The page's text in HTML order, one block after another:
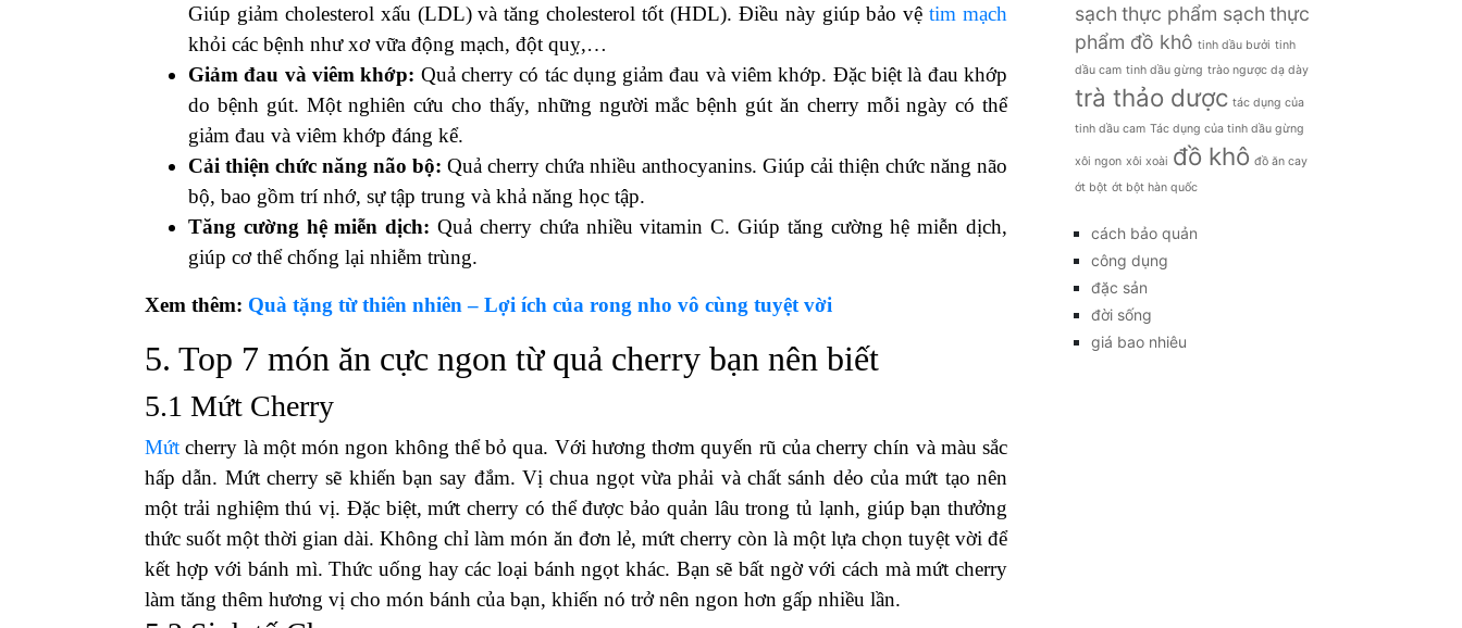
Giúp giảm cholesterol xấu (LDL) và tăng cholesterol tốt (HDL). Điều này giúp bảo vệ tim mạch
khỏi các bệnh như xơ vữa động mạch, đột quỵ,…
Giảm đau và viêm khớp: Quả cherry có tác dụng giảm đau và viêm khớp. Đặc biệt là đau khớp
do bệnh gút. Một nghiên cứu cho thấy, những người mắc bệnh gút ăn cherry mỗi ngày có thể
giảm đau và viêm khớp đáng kể.
Cải thiện chức năng não bộ: Quả cherry chứa nhiều anthocyanins. Giúp cải thiện chức năng não
bộ, bao gồm trí nhớ, sự tập trung và khả năng học tập.
Tăng cường hệ miễn dịch: Quả cherry chứa nhiều vitamin C. Giúp tăng cường hệ miễn dịch,
giúp cơ thể chống lại nhiễm trùng.
Xem thêm: Quà tặng từ thiên nhiên – Lợi ích của rong nho vô cùng tuyệt vời
5. Top 7 món ăn cực ngon từ quả cherry bạn nên biết
5.1 Mứt Cherry
Mứt cherry là một món ngon không thể bỏ qua. Với hương thơm quyến rũ của cherry chín và màu sắc
hấp dẫn. Mứt cherry sẽ khiến bạn say đắm. Vị chua ngọt vừa phải và chất sánh dẻo của mứt tạo nên
một trải nghiệm thú vị. Đặc biệt, mứt cherry có thể được bảo quản lâu trong tủ lạnh, giúp bạn thưởng
thức suốt một thời gian dài. Không chỉ làm món ăn đơn lẻ, mứt cherry còn là một lựa chọn tuyệt vời để
kết hợp với bánh mì. Thức uống hay các loại bánh ngọt khác. Bạn sẽ bất ngờ với cách mà mứt cherry
làm tăng thêm hương vị cho món bánh của bạn, khiến nó trở nên ngon hơn gấp nhiều lần.
sạch thực phẩm sạch thực
phẩm đồ khô tinh dầu bưởi tinh
dầu cam tinh dầu gừng trào ngược dạ dày
trà thảo dược tác dụng của
tinh dầu cam Tác dụng của tinh dầu gừng
xôi ngon xôi xoài đồ khô đồ ăn cay
ớt bột ớt bột hàn quốc
cách bảo quản
công dụng
đặc sản
đời sống
giá bao nhiêu